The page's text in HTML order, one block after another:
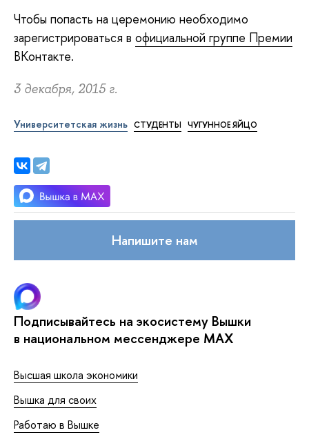
Чтобы попасть на церемонию необходимо
зарегистрироваться в официальной группе Премии
ВКонтакте.
3 декабря, 2015 г.
Университетская жизнь СТУДЕНТЫ ЧУГУННОЕ ЯЙЦО
Напишите нам
Подписывайтесь на экосистему Вышки
в национальном мессенджере MAX
Высшая школа экономики
Вышка для своих
Работаю в Вышке